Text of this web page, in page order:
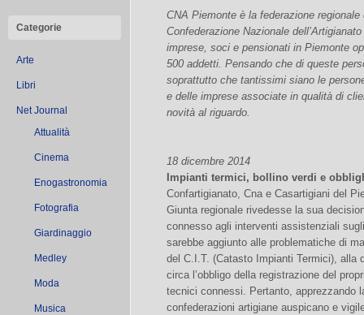
Categorie
Arte
Libri
Net Journal
Attualità
Cinema
Enogastronomia
Fotografia
Giardinaggio
Medley
Moda
Musica
CNA Piemonte è la federazione
Confederazione Nazionale
imprese, soci e pensionati in Piemonte
500 addetti. Pensando che di queste
soprattutto che tantissimi siano le
e delle imprese associate in qualità di
novità al riguardo.
18 dicembre 2014
Impianti termici, bollino verdi e
Confartigianato, Cna e Casartigiani del
Giunta regionale rivedesse la sua
connesso agli interventi assistenziali
sarebbe aggiunto alle problematiche di
del C.I.T. (Catasto Impianti Termici), alla
circa l’obbligo della registrazione del
tecnici connessi. Pertanto, apprezzando
confederazioni artigiane auspicano e